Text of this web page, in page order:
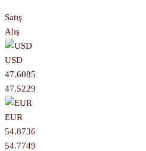
Satış
Alış
USD
47.6085
47.5229
EUR
54.8736
54.7749